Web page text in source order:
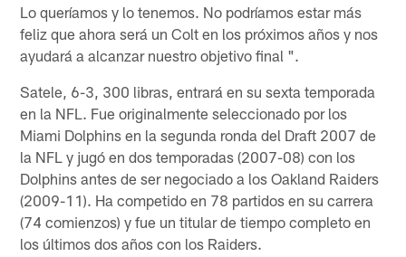
Lo queríamos y lo tenemos. No podríamos estar más
feliz que ahora será un Colt en los próximos años y nos
ayudará a alcanzar nuestro objetivo final ".
Satele, 6-3, 300 libras, entrará en su sexta temporada
en la NFL. Fue originalmente seleccionado por los
Miami Dolphins en la segunda ronda del Draft 2007 de
la NFL y jugó en dos temporadas (2007-08) con los
Dolphins antes de ser negociado a los Oakland Raiders
(2009-11). Ha competido en 78 partidos en su carrera
(74 comienzos) y fue un titular de tiempo completo en
los últimos dos años con los Raiders.